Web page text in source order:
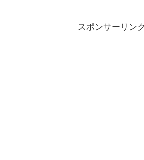
スポンサーリンク